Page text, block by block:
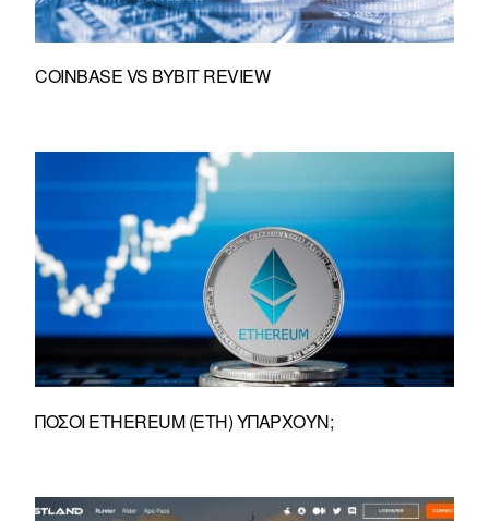
COINBASE VS BYBIT REVIEW
ΠΌΣΟΙ ETHEREUM (ETH) ΥΠΆΡΧΟΥΝ;